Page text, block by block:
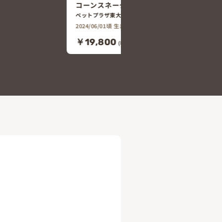
コーンスネーク ～アメラニ～
ペットプラザ東大阪菱江店
2023/10/01頃 生まれ
￥15,800 (税込￥17,380)